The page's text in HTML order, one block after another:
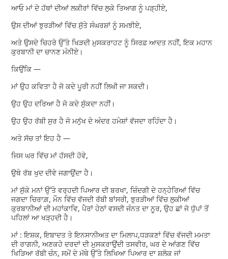
ਆਓ ਮਾਂ ਦੇ ਹੱਥਾਂ ਦੀਆਂ ਲਕੀਰਾਂ ਵਿੱਚ ਲੁਕੇ ਤਿਆਗ ਨੂੰ ਪੜ੍ਹੀਏ,
ਉਸ ਦੀਆਂ ਝੁਰੜੀਆਂ ਵਿੱਚ ਸੁੱਤੇ ਸੰਘਰਸ਼ਾਂ ਨੂੰ ਸਮਝੀਏ,
ਅਤੇ ਉਸਦੇ ਚਿਹਰੇ ਉੱਤੇ ਖਿੜਦੀ ਮੁਸਕਰਾਹਟ ਨੂੰ ਸਿਰਫ਼ ਆਦਤ ਨਹੀਂ, ਇਕ ਮਹਾਨ
ਕੁਰਬਾਨੀ ਦਾ ਚਾਨਣ ਮੰਨੀਏ।
ਕਿਉਂਕਿ —
ਮਾਂ ਉਹ ਕਵਿਤਾ ਹੈ ਜੋ ਕਦੇ ਪੂਰੀ ਨਹੀਂ ਲਿਖੀ ਜਾ ਸਕਦੀ।
ਉਹ ਉਹ ਦਰਿਆ ਹੈ ਜੋ ਕਦੇ ਸੁੱਕਦਾ ਨਹੀਂ।
ਉਹ ਉਹ ਰੱਬੀ ਸੁਰ ਹੈ ਜੋ ਮਨੁੱਖ ਦੇ ਅੰਦਰ ਹਮੇਸ਼ਾਂ ਵੱਜਦਾ ਰਹਿੰਦਾ ਹੈ।
ਅਤੇ ਸੱਚ ਤਾਂ ਇਹ ਹੈ —
ਜਿਸ ਘਰ ਵਿੱਚ ਮਾਂ ਹੱਸਦੀ ਹੋਵੇ,
ਉਥੇ ਰੱਬ ਖੁਦ ਦੀਵੇ ਜਗਾਉਂਦਾ ਹੈ।
ਮਾਂ ਸੁੱਕੇ ਮਨਾਂ ਉੱਤੇ ਵਰ੍ਹਦੀ ਪਿਆਰ ਦੀ ਬਰਖਾ, ਜ਼ਿੰਦਗੀ ਦੇ ਹਨ੍ਹੇਰਿਆਂ ਵਿੱਚ
ਜਗਦਾ ਚਿਰਾਗ਼, ਮੌਨ ਵਿੱਚ ਵੱਜਦੀ ਰੱਬੀ ਬਾਂਸਰੀ, ਝੁਰੜੀਆਂ ਵਿੱਚ ਲੁਕੀਆਂ
ਕੁਰਬਾਨੀਆਂ ਦੀ ਮਹਾਂਕਾਵਿ, ਪੈਰਾਂ ਹੇਠਾਂ ਵਸਦੀ ਜੰਨਤ ਦਾ ਨੂਰ, ਉਹ ਛਾਂ ਜੋ ਧੁੱਪਾਂ ਤੋਂ
ਪਹਿਲਾਂ ਆ ਖੜ੍ਹਦੀ ਹੈ।
ਮਾਂ : ਇਸ਼ਕ, ਇਬਾਦਤ ਤੇ ਇਨਸਾਨੀਅਤ ਦਾ ਮਿਲਾਪ,ਧੜਕਣਾਂ ਵਿੱਚ ਵੱਜਦੀ ਮਮਤਾ
ਦੀ ਰਾਗਨੀ, ਅਣਕਹੇ ਦਰਦਾਂ ਦੀ ਮੁਸਕਰਾਉਂਦੀ ਤਸਵੀਰ, ਘਰ ਦੇ ਆਂਗਣ ਵਿੱਚ
ਖਿੜਿਆ ਰੱਬੀ ਚੰਨ, ਸਮੇਂ ਦੇ ਮੱਥੇ ਉੱਤੇ ਲਿਖਿਆ ਪਿਆਰ ਦਾ ਸ਼ਲੋਕ ਜਾਂ